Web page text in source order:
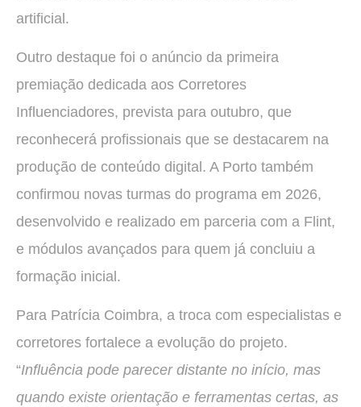
artificial.
Outro destaque foi o anúncio da primeira
premiação dedicada aos Corretores
Influenciadores, prevista para outubro, que
reconhecerá profissionais que se destacarem na
produção de conteúdo digital. A Porto também
confirmou novas turmas do programa em 2026,
desenvolvido e realizado em parceria com a Flint,
e módulos avançados para quem já concluiu a
formação inicial.
Para Patrícia Coimbra, a troca com especialistas e
corretores fortalece a evolução do projeto.
“Influência pode parecer distante no início, mas
quando existe orientação e ferramentas certas, as